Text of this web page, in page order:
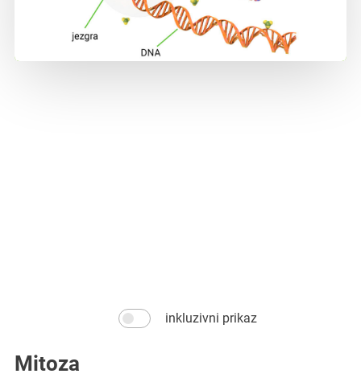
prekinu niti oštete tijekom same diobe stanice.
Jednostruki kromosomi građeni su od jedne
molekule DNA. Dvostruki kromosomi građeni su
inkluzivni prikaz
Mitoza